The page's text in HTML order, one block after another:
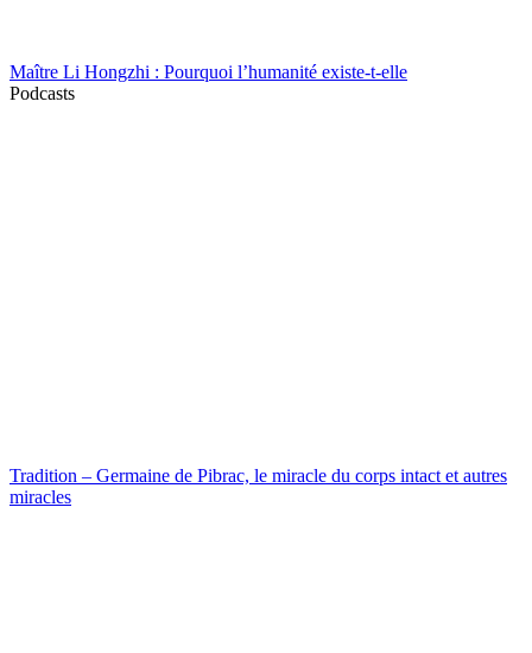
Maître Li Hongzhi : Pourquoi l’humanité existe-t-elle
Podcasts
Tradition – Germaine de Pibrac, le miracle du corps intact et autres
miracles